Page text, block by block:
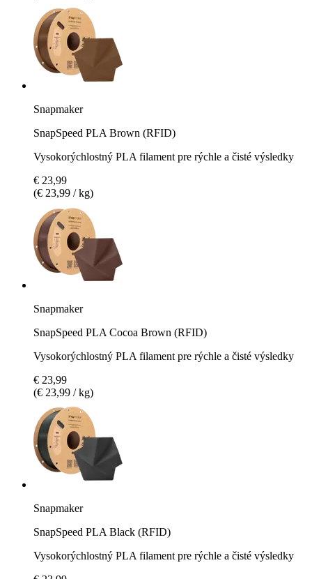
Snapmaker
SnapSpeed PLA Brown (RFID)
Vysokorýchlostný PLA filament pre rýchle a čisté výsledky
€ 23,99
(€ 23,99 / kg)
Snapmaker
SnapSpeed PLA Cocoa Brown (RFID)
Vysokorýchlostný PLA filament pre rýchle a čisté výsledky
€ 23,99
(€ 23,99 / kg)
Snapmaker
SnapSpeed PLA Black (RFID)
Vysokorýchlostný PLA filament pre rýchle a čisté výsledky